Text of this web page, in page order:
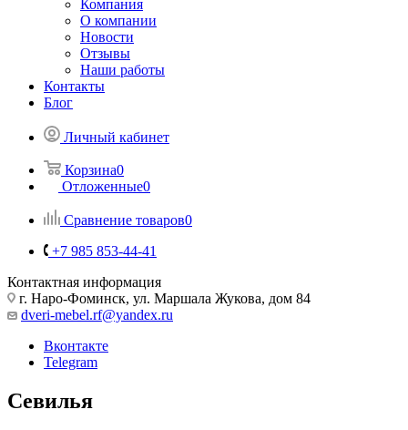
Компания
О компании
Новости
Отзывы
Наши работы
Контакты
Блог
Личный кабинет
Корзина0
Отложенные0
Сравнение товаров0
+7 985 853-44-41
Контактная информация
г. Наро-Фоминск, ул. Маршала Жукова, дом 84
dveri-mebel.rf@yandex.ru
Вконтакте
Telegram
Севилья